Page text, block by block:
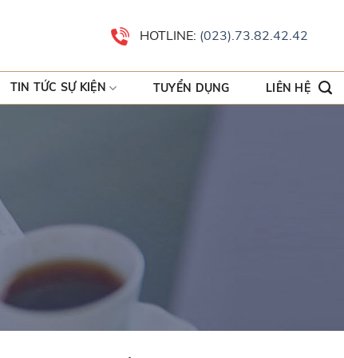
HOTLINE: (023).73.82.42.42
TIN TỨC SỰ KIỆN TUYỂN DỤNG LIÊN HỆ